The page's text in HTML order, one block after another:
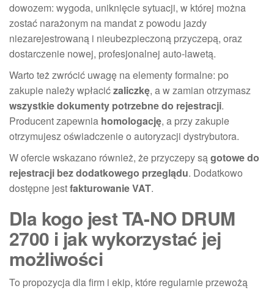
dowozem: wygoda, uniknięcie sytuacji, w której można
zostać narażonym na mandat z powodu jazdy
niezarejestrowaną i nieubezpieczoną przyczepą, oraz
dostarczenie nowej, profesjonalnej auto-lawetą.
Warto też zwrócić uwagę na elementy formalne: po
zakupie należy wpłacićzaliczkę, a w zamian otrzymasz
wszystkie dokumenty potrzebne do rejestracji.
Producent zapewnia homologację, a przy zakupie
otrzymujesz oświadczenie o autoryzacji dystrybutora.
W ofercie wskazano również, że przyczepy sągotowe do
rejestracji bez dodatkowego przeglądu. Dodatkowo
dostępne jestfakturowanie VAT.
Dla kogo jest TA-NO DRUM
2700 i jak wykorzystać jej
możliwości
To propozycja dla firm i ekip, które regularnie przewożą